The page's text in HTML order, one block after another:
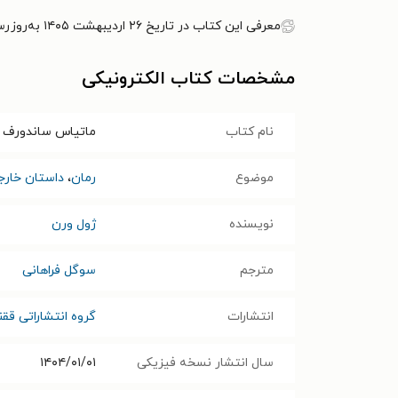
معرفی این کتاب در تاریخ ۲۶ اردیبهشت ۱۴۰۵ به‌روزرسانی شده است.
مشخصات کتاب الکترونیکی
نام کتاب ماتیاس ساندورف
موضوع رمان، داستان
نویسنده ژول ورن
مترجم سوگل فراهانی
انتشارات گروه انتشاراتی
سال انتشار نسخه فیزیکی ۱۴۰۴/۰۱/۰۱